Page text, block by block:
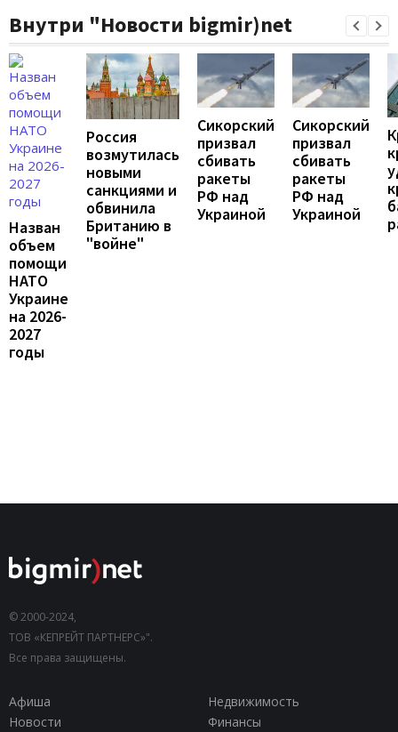
Внутри "Новости bigmir)net
Назван
объем
помощи
НАТО
Украине
на 2026-
2027
годы
Россия
возмутилась
новыми
санкциями и
обвинила
Британию в
"войне"
Сикорский
призвал
сбивать
ракеты
РФ над
Украиной
Сикорский
призвал
сбивать
ракеты
РФ над
Украиной
© 2000-2024,
ТОВ «КЕПРЕЙТ ПАРТНЕРС»".
Все права защищены.
Афиша
Недвижимость
Новости
Финансы